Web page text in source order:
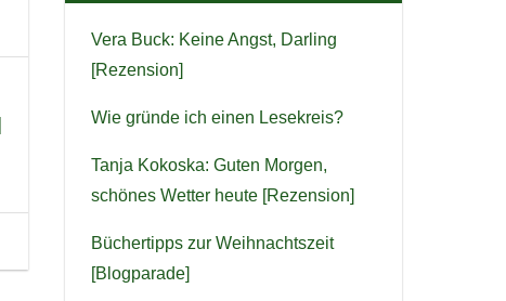
Vera Buck: Keine Angst, Darling
[Rezension]
Wie gründe ich einen Lesekreis?
Tanja Kokoska: Guten Morgen,
schönes Wetter heute [Rezension]
Büchertipps zur Weihnachtszeit
[Blogparade]